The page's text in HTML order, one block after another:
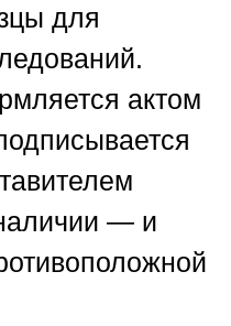
для
актом
— и